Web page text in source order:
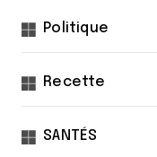
Politique
Recette
SANTÉS